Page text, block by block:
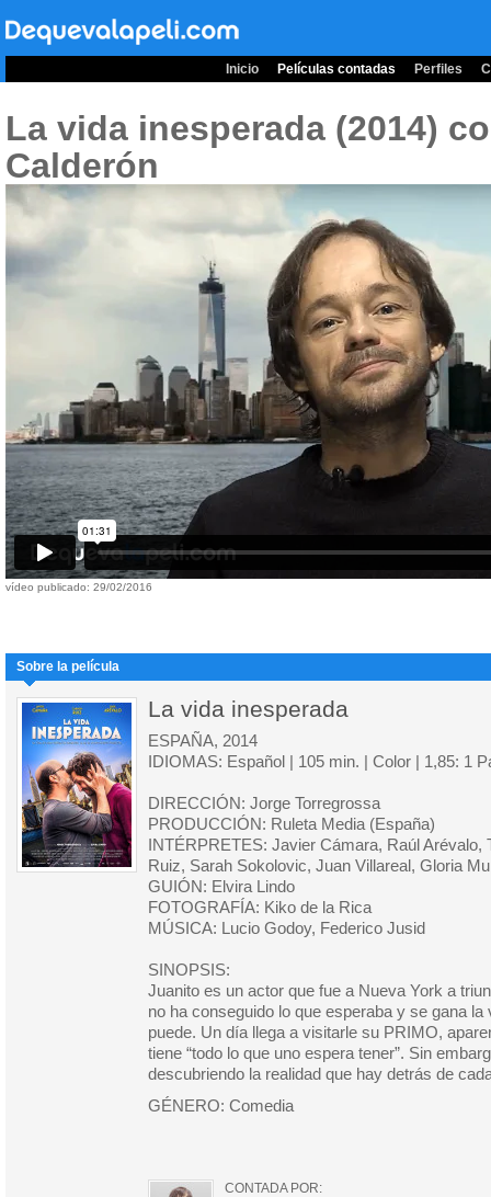
Inicio Películas contadas Perfiles
La vida inesperada (2014)
Calderón
vídeo publicado: 29/02/2016
Sobre la película
La vida inesperada
ESPAÑA, 2014
IDIOMAS: Español | 105 min. | Color | 1,85: 1
DIRECCIÓN: Jorge Torregrossa
PRODUCCIÓN: Ruleta Media (España)
INTÉRPRETES: Javier Cámara, Raúl
Ruiz, Sarah Sokolovic, Juan Villareal, Gloria
GUIÓN: Elvira Lindo
FOTOGRAFÍA: Kiko de la Rica
MÚSICA: Lucio Godoy, Federico Jusid
SINOPSIS:
Juanito es un actor que fue a Nueva York a
no ha conseguido lo que esperaba y se gana la
puede. Un día llega a visitarle su PRIMO,
tiene “todo lo que uno espera tener”. Sin
descubriendo la realidad que hay detrás de
GÉNERO: Comedia
CONTADA POR: